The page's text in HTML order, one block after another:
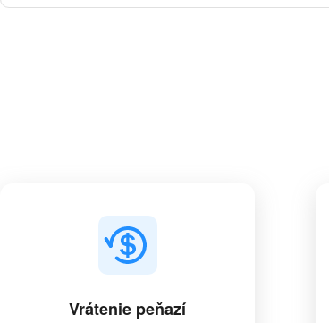
Vrátenie peňazí